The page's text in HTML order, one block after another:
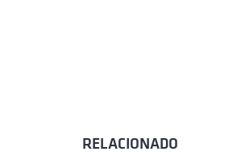
RELACIONADO